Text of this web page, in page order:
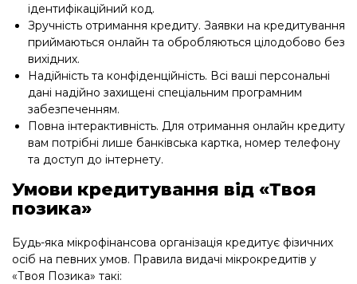
ідентифікаційний код.
Зручність отримання кредиту. Заявки на кредитування
приймаються онлайн та обробляються цілодобово без
вихідних.
Надійність та конфіденційність. Всі ваші персональні
дані надійно захищені спеціальним програмним
забезпеченням.
Повна інтерактивність. Для отримання онлайн кредиту
вам потрібні лише банківська картка, номер телефону
та доступ до інтернету.
Умови кредитування від «Твоя
позика»
Будь-яка мікрофінансова організація кредитує фізичних
осіб на певних умов. Правила видачі мікрокредитів у
«Твоя Позика» такі: